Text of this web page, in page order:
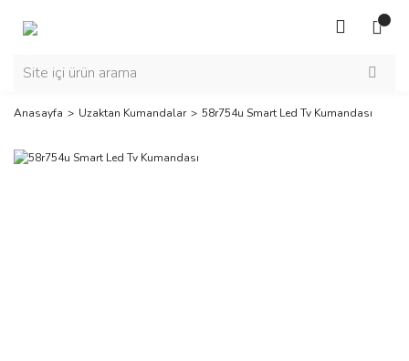
Anasayfa Uzaktan Kumandalar 58r754u Smart Led Tv Kumandası